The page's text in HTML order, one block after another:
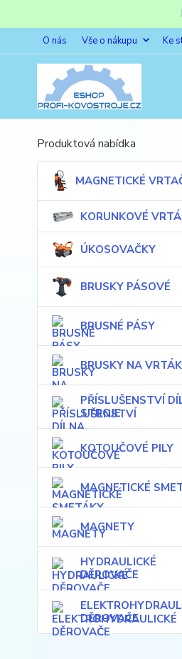
O nás Vše o nákupu Ke
Produktová nabídka
MAGNETICKÉ
KORUNKOVÉ
ÚKOSOVAČKY
BRUSKY PÁSOVÉ
BRUSNÉ PÁSY
BRUSKY NA
PŘÍSLUŠENSTVÍ
STROJE
KOTOUČOVÉ PILY
MAGNETICKÉ
MAGNETY
HYDRAULICKÉ
DĚROVAČE
DĚROVAČE